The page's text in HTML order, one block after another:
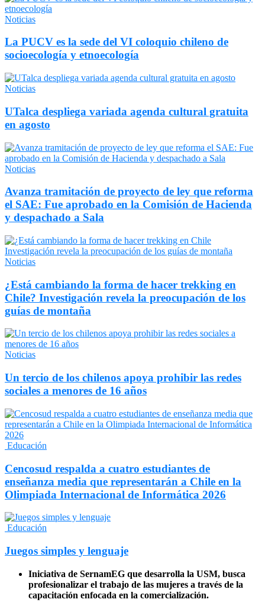
Noticias
La PUCV es la sede del VI coloquio chileno de
socioecología y etnoecología
Noticias
UTalca despliega variada agenda cultural gratuita
en agosto
Noticias
Avanza tramitación de proyecto de ley que reforma
el SAE: Fue aprobado en la Comisión de Hacienda
y despachado a Sala
Noticias
¿Está cambiando la forma de hacer trekking en
Chile? Investigación revela la preocupación de los
guías de montaña
Noticias
Un tercio de los chilenos apoya prohibir las redes
sociales a menores de 16 años
Educación
Cencosud respalda a cuatro estudiantes de
enseñanza media que representarán a Chile en la
Olimpiada Internacional de Informática 2026
Educación
Juegos simples y lenguaje
Iniciativa de SernamEG que desarrolla la USM, busca
profesionalizar el trabajo de las mujeres a través de la
capacitación enfocada en la comercialización.